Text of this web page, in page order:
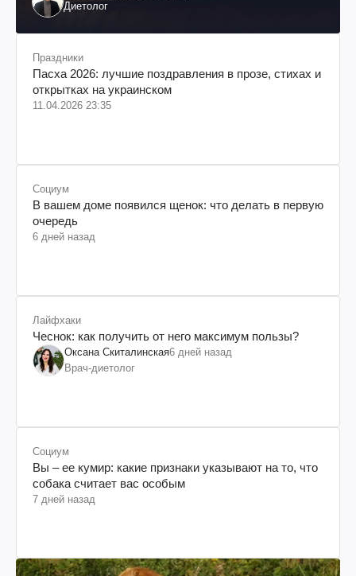
Диетолог
Праздники
Пасха 2026: лучшие поздравления в прозе, стихах и
открытках на украинском
11.04.2026 23:35
Социум
В вашем доме появился щенок: что делать в первую
очередь
6 дней назад
Лайфхаки
Чеснок: как получить от него максимум пользы?
Оксана Скиталинская6 дней назад
Врач-диетолог
Социум
Вы – ее кумир: какие признаки указывают на то, что
собака считает вас особым
7 дней назад